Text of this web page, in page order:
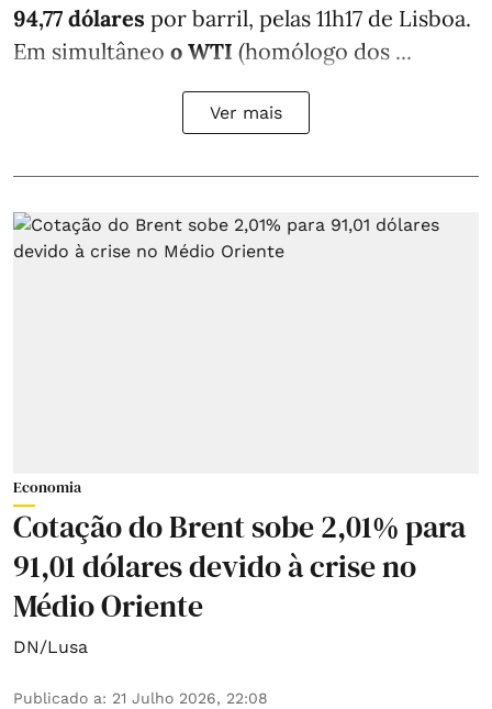
94,77 dólares por barril, pelas 11h17 de Lisboa.
Em simultâneo o WTI (homólogo dos ...
Ver mais
Economia
Cotação do Brent sobe 2,01% para
91,01 dólares devido à crise no
Médio Oriente
DN/Lusa
Publicado a: 21 Julho 2026, 22:08